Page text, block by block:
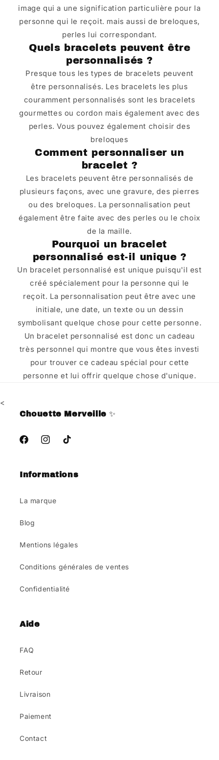
image qui a une signification particulière pour la
personne qui le reçoit. mais aussi de breloques,
perles lui correspondant.
Quels bracelets peuvent être
personnalisés ?
Presque tous les types de bracelets peuvent
être personnalisés. Les bracelets les plus
couramment personnalisés sont les bracelets
gourmettes ou cordon mais également avec des
perles. Vous pouvez également choisir des
breloques
Comment personnaliser un
bracelet ?
Les bracelets peuvent être personnalisés de
plusieurs façons, avec une gravure, des pierres
ou des breloques. La personnalisation peut
également être faite avec des perles ou le choix
de la maille.
Pourquoi un bracelet
personnalisé est-il unique ?
Un bracelet personnalisé est unique puisqu'il est
créé spécialement pour la personne qui le
reçoit. La personnalisation peut être avec une
initiale, une date, un texte ou un dessin
symbolisant quelque chose pour cette personne.
Un bracelet personnalisé est donc un cadeau
très personnel qui montre que vous êtes investi
pour trouver ce cadeau spécial pour cette
personne et lui offrir quelque chose d'unique.
<
Chouette Merveille✨
FacebookInstagramTikTok
Informations
La marque
Blog
Mentions légales
Conditions générales de ventes
Confidentialité
Aide
FAQ
Retour
Livraison
Paiement
Contact